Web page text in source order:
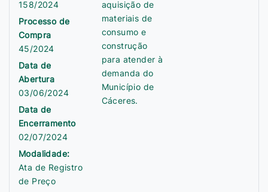
158/2024
Processo de
Compra
45/2024
Data de
Abertura
03/06/2024
Data de
Encerramento
02/07/2024
Modalidade:
Ata de Registro
de Preço
aquisição de
materiais de
consumo e
construção
para atender à
demanda do
Município de
Cáceres.